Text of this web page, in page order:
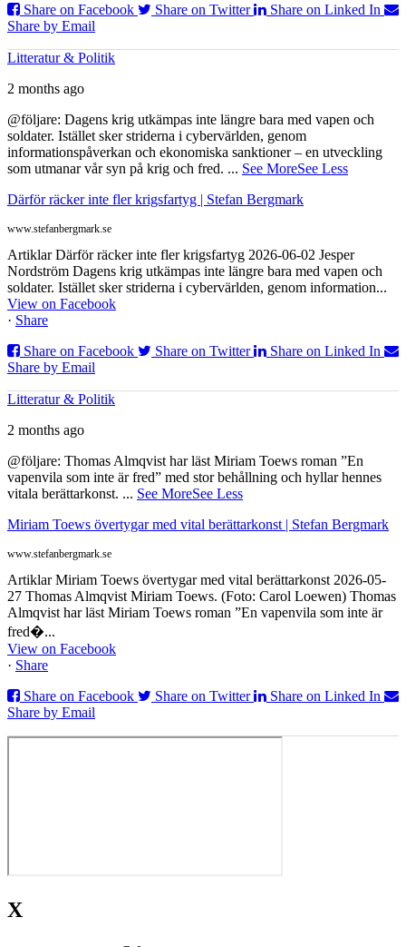
Share on Facebook
Share on Twitter
Share on Linked In
Share by Email
Litteratur & Politik
2 months ago
@följare: Dagens krig utkämpas inte längre bara med vapen och
soldater. Istället sker striderna i cybervärlden, genom
informationspåverkan och ekonomiska sanktioner – en utveckling
som utmanar vår syn på krig och fred. ... See MoreSee Less
Därför räcker inte fler krigsfartyg | Stefan Bergmark
www.stefanbergmark.se
Artiklar Därför räcker inte fler krigsfartyg 2026-06-02 Jesper
Nordström Dagens krig utkämpas inte längre bara med vapen och
soldater. Istället sker striderna i cybervärlden, genom information...
View on Facebook
· Share
Share on Facebook
Share on Twitter
Share on Linked In
Share by Email
Litteratur & Politik
2 months ago
@följare: Thomas Almqvist har läst Miriam Toews roman ”En
vapenvila som inte är fred” med stor behållning och hyllar hennes
vitala berättarkonst. ... See MoreSee Less
Miriam Toews övertygar med vital berättarkonst | Stefan Bergmark
www.stefanbergmark.se
Artiklar Miriam Toews övertygar med vital berättarkonst 2026-05-
27 Thomas Almqvist Miriam Toews. (Foto: Carol Loewen) Thomas
Almqvist har läst Miriam Toews roman ”En vapenvila som inte är
fred�...
View on Facebook
· Share
Share on Facebook
Share on Twitter
Share on Linked In
Share by Email
X